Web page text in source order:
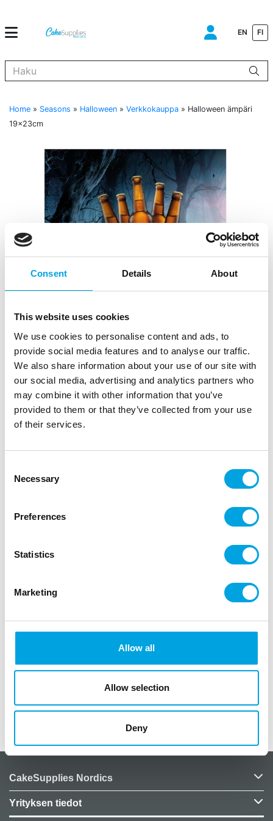
Consent Details About
This website uses cookies
We use cookies to personalise content and ads, to
provide social media features and to analyse our traffic.
We also share information about your use of our site with
our social media, advertising and analytics partners who
may combine it with other information that you’ve
provided to them or that they’ve collected from your use
of their services.
Selection
Necessary
Preferences
Statistics
Marketing
Allow all
Allow selection
Deny
EN FI
Home » Seasons » Halloween » Verkkokauppa » Halloween ämpäri
19x23cm
Halloween ämpäri 19x23cm
| EAN: 8434077248096 | Pakkauskoko: 2 |
Hurja ämpäri tarjoiluihin halloweeniin.
Ämpäri toimii astiana/coolerina vaikka halloween-
materiaali metallia
käsinpesu
CakeSupplies Nordics
Yrityksen tiedot